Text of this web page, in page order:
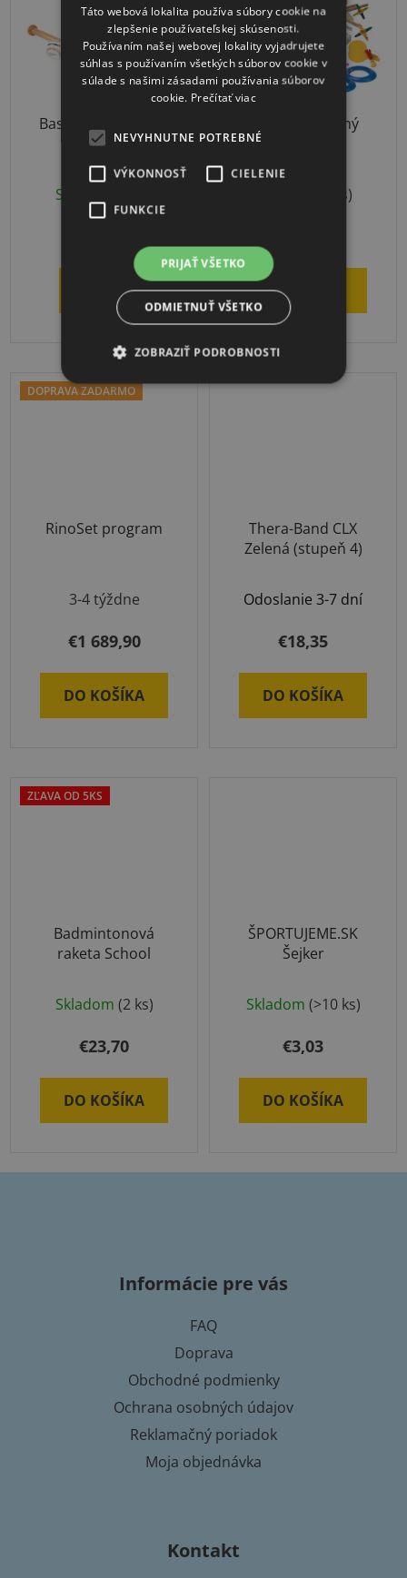
Baseball SET Junior
Skladom
DETAIL
Relaxačný herný
(1 ks)
DO KOŠÍKA
DOPRAVA ZADARMO
RinoSet program
3-4 týždne
€1 689,90
DO KOŠÍKA
Thera-Band CLX
Zelená (stupeň 4)
Odoslanie 3-7 dní
€18,35
DO KOŠÍKA
ZĽAVA OD 5KS
Badmintonová
raketa School
Skladom (2 ks)
€23,70
DO KOŠÍKA
ŠPORTUJEME.SK
Šejker
Skladom (>10 ks)
€3,03
DO KOŠÍKA
Informácie pre vás
FAQ
Doprava
Obchodné podmienky
Ochrana osobných údajov
Reklamačný poriadok
Moja objednávka
Kontakt
Táto webová lokalita používa súbory cookie na
zlepšenie používateľskej skúsenosti.
Používaním našej webovej lokality vyjadrujete
súhlas s používaním všetkých súborov cookie v
súlade s našimi zásadami používania súborov
cookie. Prečítať viac
NEVYHNUTNE POTREBNÉ
VÝKONNOSŤ CIELENIE
FUNKCIE
PRIJAŤ VŠETKO
ODMIETNUŤ VŠETKO
ZOBRAZIŤ PODROBNOSTI